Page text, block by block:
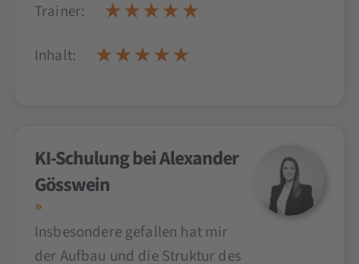
Trainer:
Inhalt:
KI-Schulung bei Alexander
Gösswein
Insbesondere gefallen hat mir
der Aufbau und die Struktur des